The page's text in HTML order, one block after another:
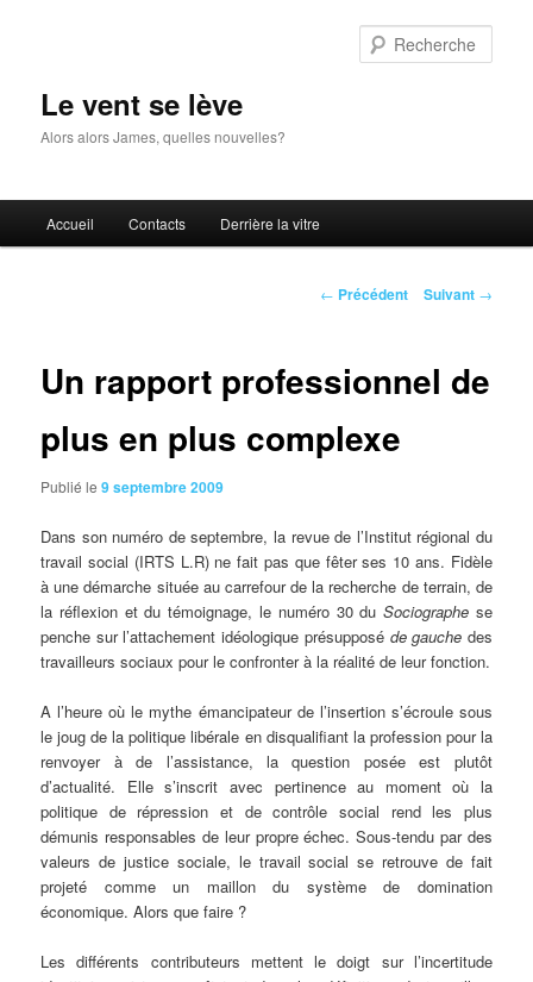
Le vent se lève
Alors alors James, quelles nouvelles?
principal
Accueil Contacts Derrière la vitre
Navigation
← Précédent Suivant →
Un rapport professionnel de
plus en plus complexe
Publié le9 septembre 2009
Dans son numéro de septembre, la revue de l’Institut régional du
travail social (IRTS L.R) ne fait pas que fêter ses 10 ans. Fidèle
à une démarche située au carrefour de la recherche de terrain, de
la réflexion et du témoignage, le numéro 30 duSociographe se
penche sur l’attachement idéologique présupposé de gauche des
travailleurs sociaux pour le confronter à la réalité de leur fonction.
A l’heure où le mythe émancipateur de l’insertion s’écroule sous
le joug de la politique libérale en disqualifiant la profession pour la
renvoyer à de l’assistance, la question posée est plutôt
d’actualité. Elle s’inscrit avec pertinence au moment où la
politique de répression et de contrôle social rend les plus
démunis responsables de leur propre échec. Sous-tendu par des
valeurs de justice sociale, le travail social se retrouve de fait
projeté comme un maillon du système de domination
économique. Alors que faire ?
Les différents contributeurs mettent le doigt sur l’incertitude